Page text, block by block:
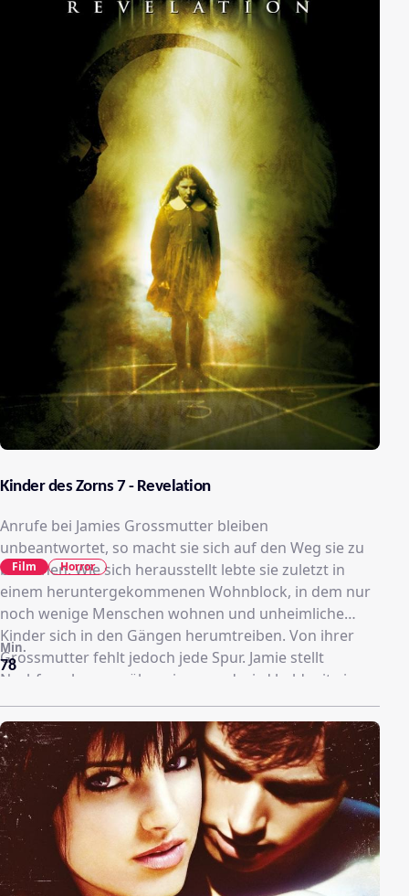
Kinder des Zorns 7 - Revelation
Anrufe bei Jamies Grossmutter bleiben
unbeantwortet, so macht sie sich auf den Weg sie zu
besuchen. Wie sich herausstellt lebte sie zuletzt in
einem heruntergekommenen Wohnblock, in dem nur
noch wenige Menschen wohnen und unheimliche
Kinder sich in den Gängen herumtreiben. Von ihrer
Grossmutter fehlt jedoch jede Spur. Jamie stellt
Nachforschungen über sie an und wird bald mit einer
bösen Macht konfrontiert die nun auch sie zerstören
will.
78
Min.
Film Horror